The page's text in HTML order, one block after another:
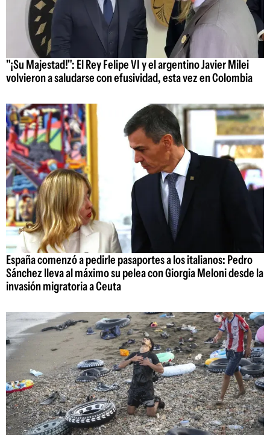
"¡Su Majestad!": El Rey Felipe VI y el argentino Javier Milei
volvieron a saludarse con efusividad, esta vez en Colombia
España comenzó a pedirle pasaportes a los italianos: Pedro
Sánchez lleva al máximo su pelea con Giorgia Meloni desde la
invasión migratoria a Ceuta